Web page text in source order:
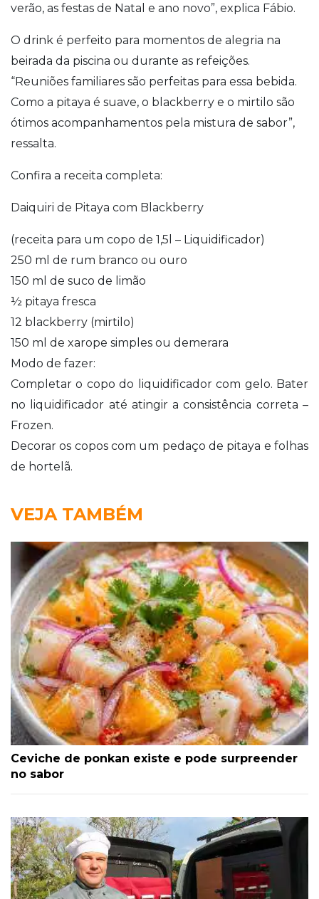
verão, as festas de Natal e ano novo”, explica Fábio.
O drink é perfeito para momentos de alegria na
beirada da piscina ou durante as refeições.
“Reuniões familiares são perfeitas para essa bebida.
Como a pitaya é suave, o blackberry e o mirtilo são
ótimos acompanhamentos pela mistura de sabor”,
ressalta.
Confira a receita completa:
Daiquiri de Pitaya com Blackberry
(receita para um copo de 1,5l – Liquidificador)
250 ml de rum branco ou ouro
150 ml de suco de limão
½ pitaya fresca
12 blackberry (mirtilo)
150 ml de xarope simples ou demerara
Modo de fazer:
Completar o copo do liquidificador com gelo. Bater
no liquidificador até atingir a consistência correta –
Frozen.
Decorar os copos com um pedaço de pitaya e folhas
de hortelã.
VEJA TAMBÉM
Ceviche de ponkan existe e pode surpreender
no sabor